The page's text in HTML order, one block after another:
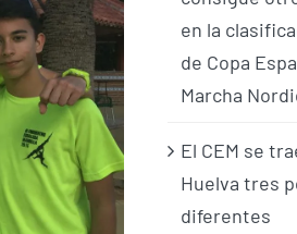
en la
de Copa
Marcha
El CEM se
Huelva tres
diferentes